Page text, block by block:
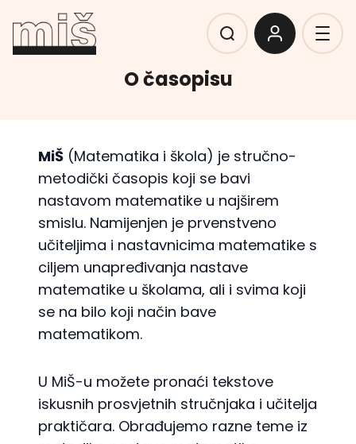
O časopisu
MiŠ (Matematika i škola) je stručno-
metodički časopis koji se bavi
nastavom matematike u najširem
smislu. Namijenjen je prvenstveno
učiteljima i nastavnicima matematike s
ciljem unapređivanja nastave
matematike u školama, ali i svima koji
se na bilo koji način bave
matematikom.
U MiŠ-u možete pronaći tekstove
iskusnih prosvjetnih stručnjaka i učitelja
praktičara. Obrađujemo razne teme iz